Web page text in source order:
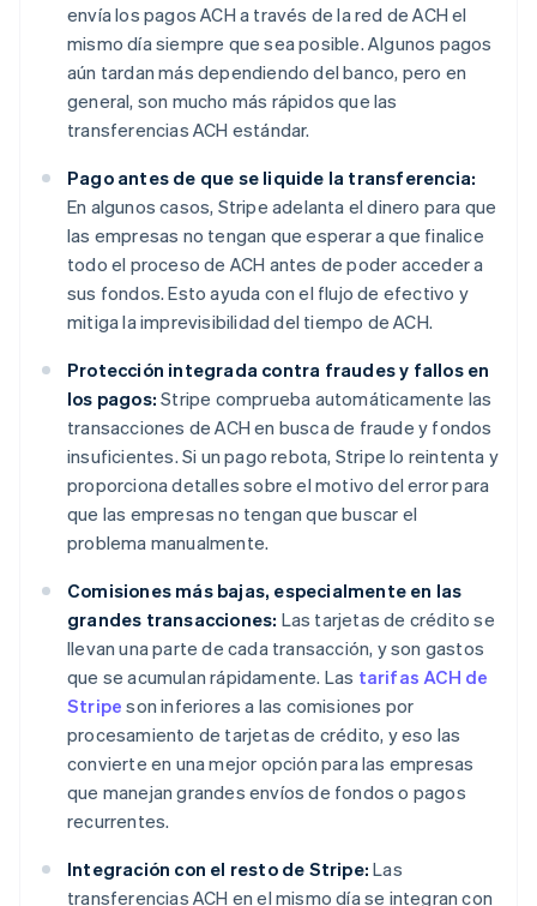
envía los pagos ACH a través de la red de ACH el
mismo día siempre que sea posible. Algunos pagos
aún tardan más dependiendo del banco, pero en
general, son mucho más rápidos que las
transferencias ACH estándar.
Pago antes de que se liquide la transferencia:
En algunos casos, Stripe adelanta el dinero para que
las empresas no tengan que esperar a que finalice
todo el proceso de ACH antes de poder acceder a
sus fondos. Esto ayuda con el flujo de efectivo y
mitiga la imprevisibilidad del tiempo de ACH.
Protección integrada contra fraudes y fallos en
los pagos: Stripe comprueba automáticamente las
transacciones de ACH en busca de fraude y fondos
insuficientes. Si un pago rebota, Stripe lo reintenta y
proporciona detalles sobre el motivo del error para
que las empresas no tengan que buscar el
problema manualmente.
Comisiones más bajas, especialmente en las
grandes transacciones: Las tarjetas de crédito se
llevan una parte de cada transacción, y son gastos
que se acumulan rápidamente. Las tarifas ACH de
Stripe son inferiores a las comisiones por
procesamiento de tarjetas de crédito, y eso las
convierte en una mejor opción para las empresas
que manejan grandes envíos de fondos o pagos
recurrentes.
Integración con el resto de Stripe: Las
transferencias ACH en el mismo día se integran con